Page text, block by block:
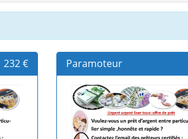
232 € Paramoteur